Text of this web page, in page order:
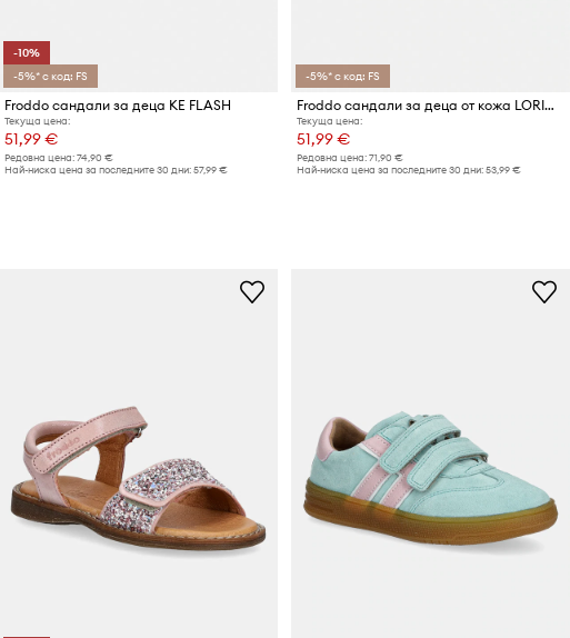
-10%
-5%* с код: FS
Froddo сандали за деца KE FLASH
Текуща цена:
51,99 €
Редовна цена: 74,90 €
Най-ниска цена за последните 30 дни: 57,99 €
-5%* с код: FS
Froddo сандали за деца от кожа LORINE FLOWERS
Текуща цена:
51,99 €
Редовна цена: 71,90 €
Най-ниска цена за последните 30 дни: 53,99 €